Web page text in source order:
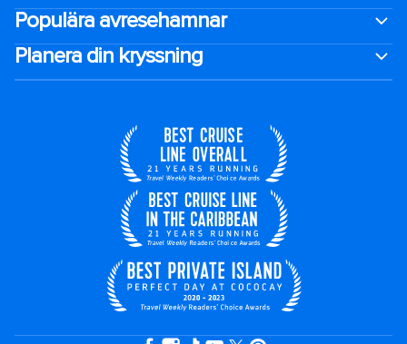
Populära avresehamnar
Planera din kryssning